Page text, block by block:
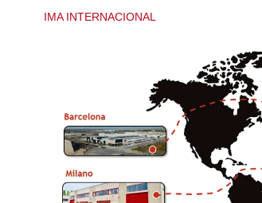
IMA INTERNACIONAL